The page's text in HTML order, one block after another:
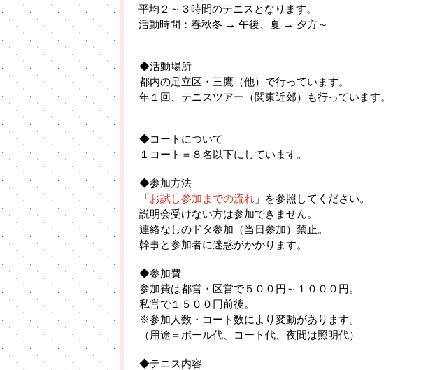
平均２～３時間のテニスとなります。
活動時間：春秋冬 → 午後、夏 → 夕方～
◆活動場所
都内の足立区・三鷹（他）で行っています。
年１回、テニスツアー（関東近郊）も行っています。
◆コートについて
１コート＝８名以下にしています。
◆参加方法
「 お試し参加までの流れ 」を参照してください。
説明会受けない方は参加できません。
連絡なしのドタ参加（当日参加）禁止。
幹事と参加者に迷惑がかかります。
◆参加費
参加費は都営・区営で５００円～１０００円。
私営で１５００円前後。
※参加人数・コート数により変動があります。
（用途＝ボール代、コート代、夜間は照明代）
◆テニス内容